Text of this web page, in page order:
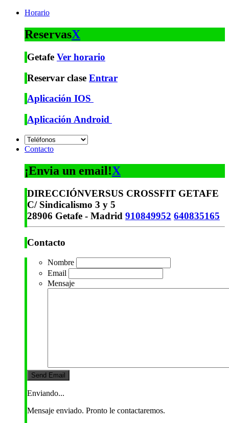
Horario
ReservasX
Getafe Ver horario
Reservar clase Entrar
Aplicación IOS
Aplicación Android
Contacto
¡Envia un email!X
DIRECCIÓNVERSUS CROSSFIT GETAFE
C/ Sindicalismo 3 y 5
28906 Getafe - Madrid 910849952 640835165
Contacto
Nombre
Email
Mensaje
Enviando...
Mensaje enviado. Pronto le contactaremos.